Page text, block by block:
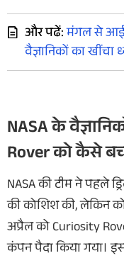
और पढें:मंगल से आई
वैज्ञानिकों का खींचा
NASA के
Rover को कैसे
NASA की टीम ने पहले
की कोशिश की, लेकिन
अप्रैल को Curiosity
कंपन पैदा किया गया। इस